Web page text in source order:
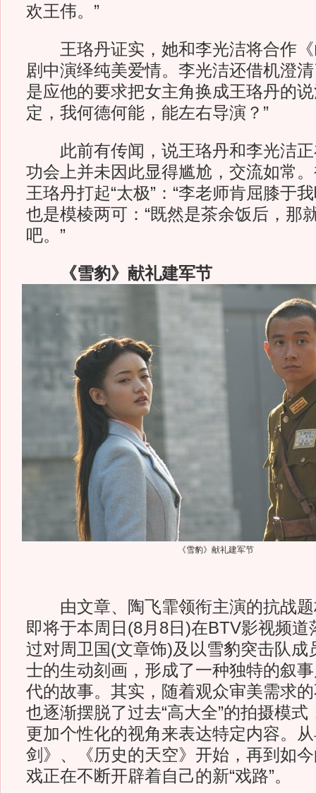
欢王伟。”
王珞丹证实，她和李光洁将合作《
剧中演绎纯美爱情。李光洁还借机澄
是应他的要求把女主角换成王珞丹的
定，我何德何能，能左右导演？”
此前有传闻，说王珞丹和李光洁正
功会上并未因此显得尴尬，交流如常
王珞丹打起“太极”：“李老师肯屈膝于
也是模棱两可：“既然是茶余饭后，那
吧。”
《雪豹》献礼建军节
《雪豹》献礼建军节
由文章、陶飞霏领衔主演的抗战题
即将于本周日(8月8日)在BTV影视频道
过对周卫国(文章饰)及以雪豹突击队成
士的生动刻画，形成了一种独特的叙
代的故事。其实，随着观众审美需求
也逐渐摆脱了过去“高大全”的拍摄模
更加个性化的视角来表达特定内容。
剑》、《历史的天空》开始，再到如
戏正在不断开辟着自己的新“戏路”。